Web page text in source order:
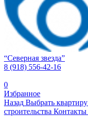
“Северная звезда”
8 (918) 556-42-16
0
Избранное
Назад Выбрать квартиру
строительства Контакты